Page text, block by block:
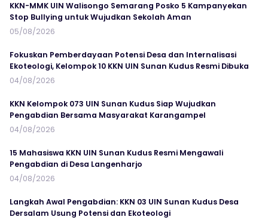
KKN-MMK UIN Walisongo Semarang Posko 5 Kampanyekan
Stop Bullying untuk Wujudkan Sekolah Aman
05/08/2026
Fokuskan Pemberdayaan Potensi Desa dan Internalisasi
Ekoteologi, Kelompok 10 KKN UIN Sunan Kudus Resmi Dibuka
04/08/2026
KKN Kelompok 073 UIN Sunan Kudus Siap Wujudkan
Pengabdian Bersama Masyarakat Karangampel
04/08/2026
15 Mahasiswa KKN UIN Sunan Kudus Resmi Mengawali
Pengabdian di Desa Langenharjo
04/08/2026
Langkah Awal Pengabdian: KKN 03 UIN Sunan Kudus Desa
Dersalam Usung Potensi dan Ekoteologi